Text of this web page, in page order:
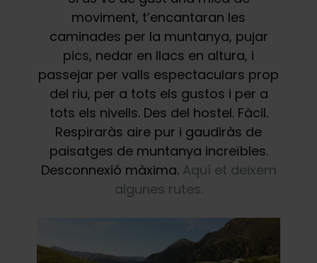
moviment, t’encantaran les
caminades per la muntanya, pujar
pics, nedar en llacs en altura, i
passejar per valls espectaculars prop
del riu, per a tots els gustos i per a
tots els nivells. Des del hostel. Fàcil.
Respiraràs aire pur i gaudiràs de
paisatges de muntanya increïbles.
Desconnexió màxima. Aquí et deixem
algunes rutes.